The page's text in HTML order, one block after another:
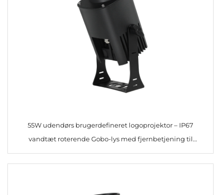
55W udendørs brugerdefineret logoprojektor – IP67
vandtæt roterende Gobo-lys med fjernbetjening til
reklame og branding